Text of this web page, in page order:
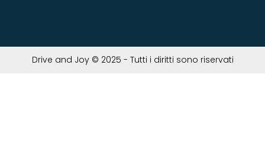
Drive and Joy © 2025 - Tutti i diritti sono riservati